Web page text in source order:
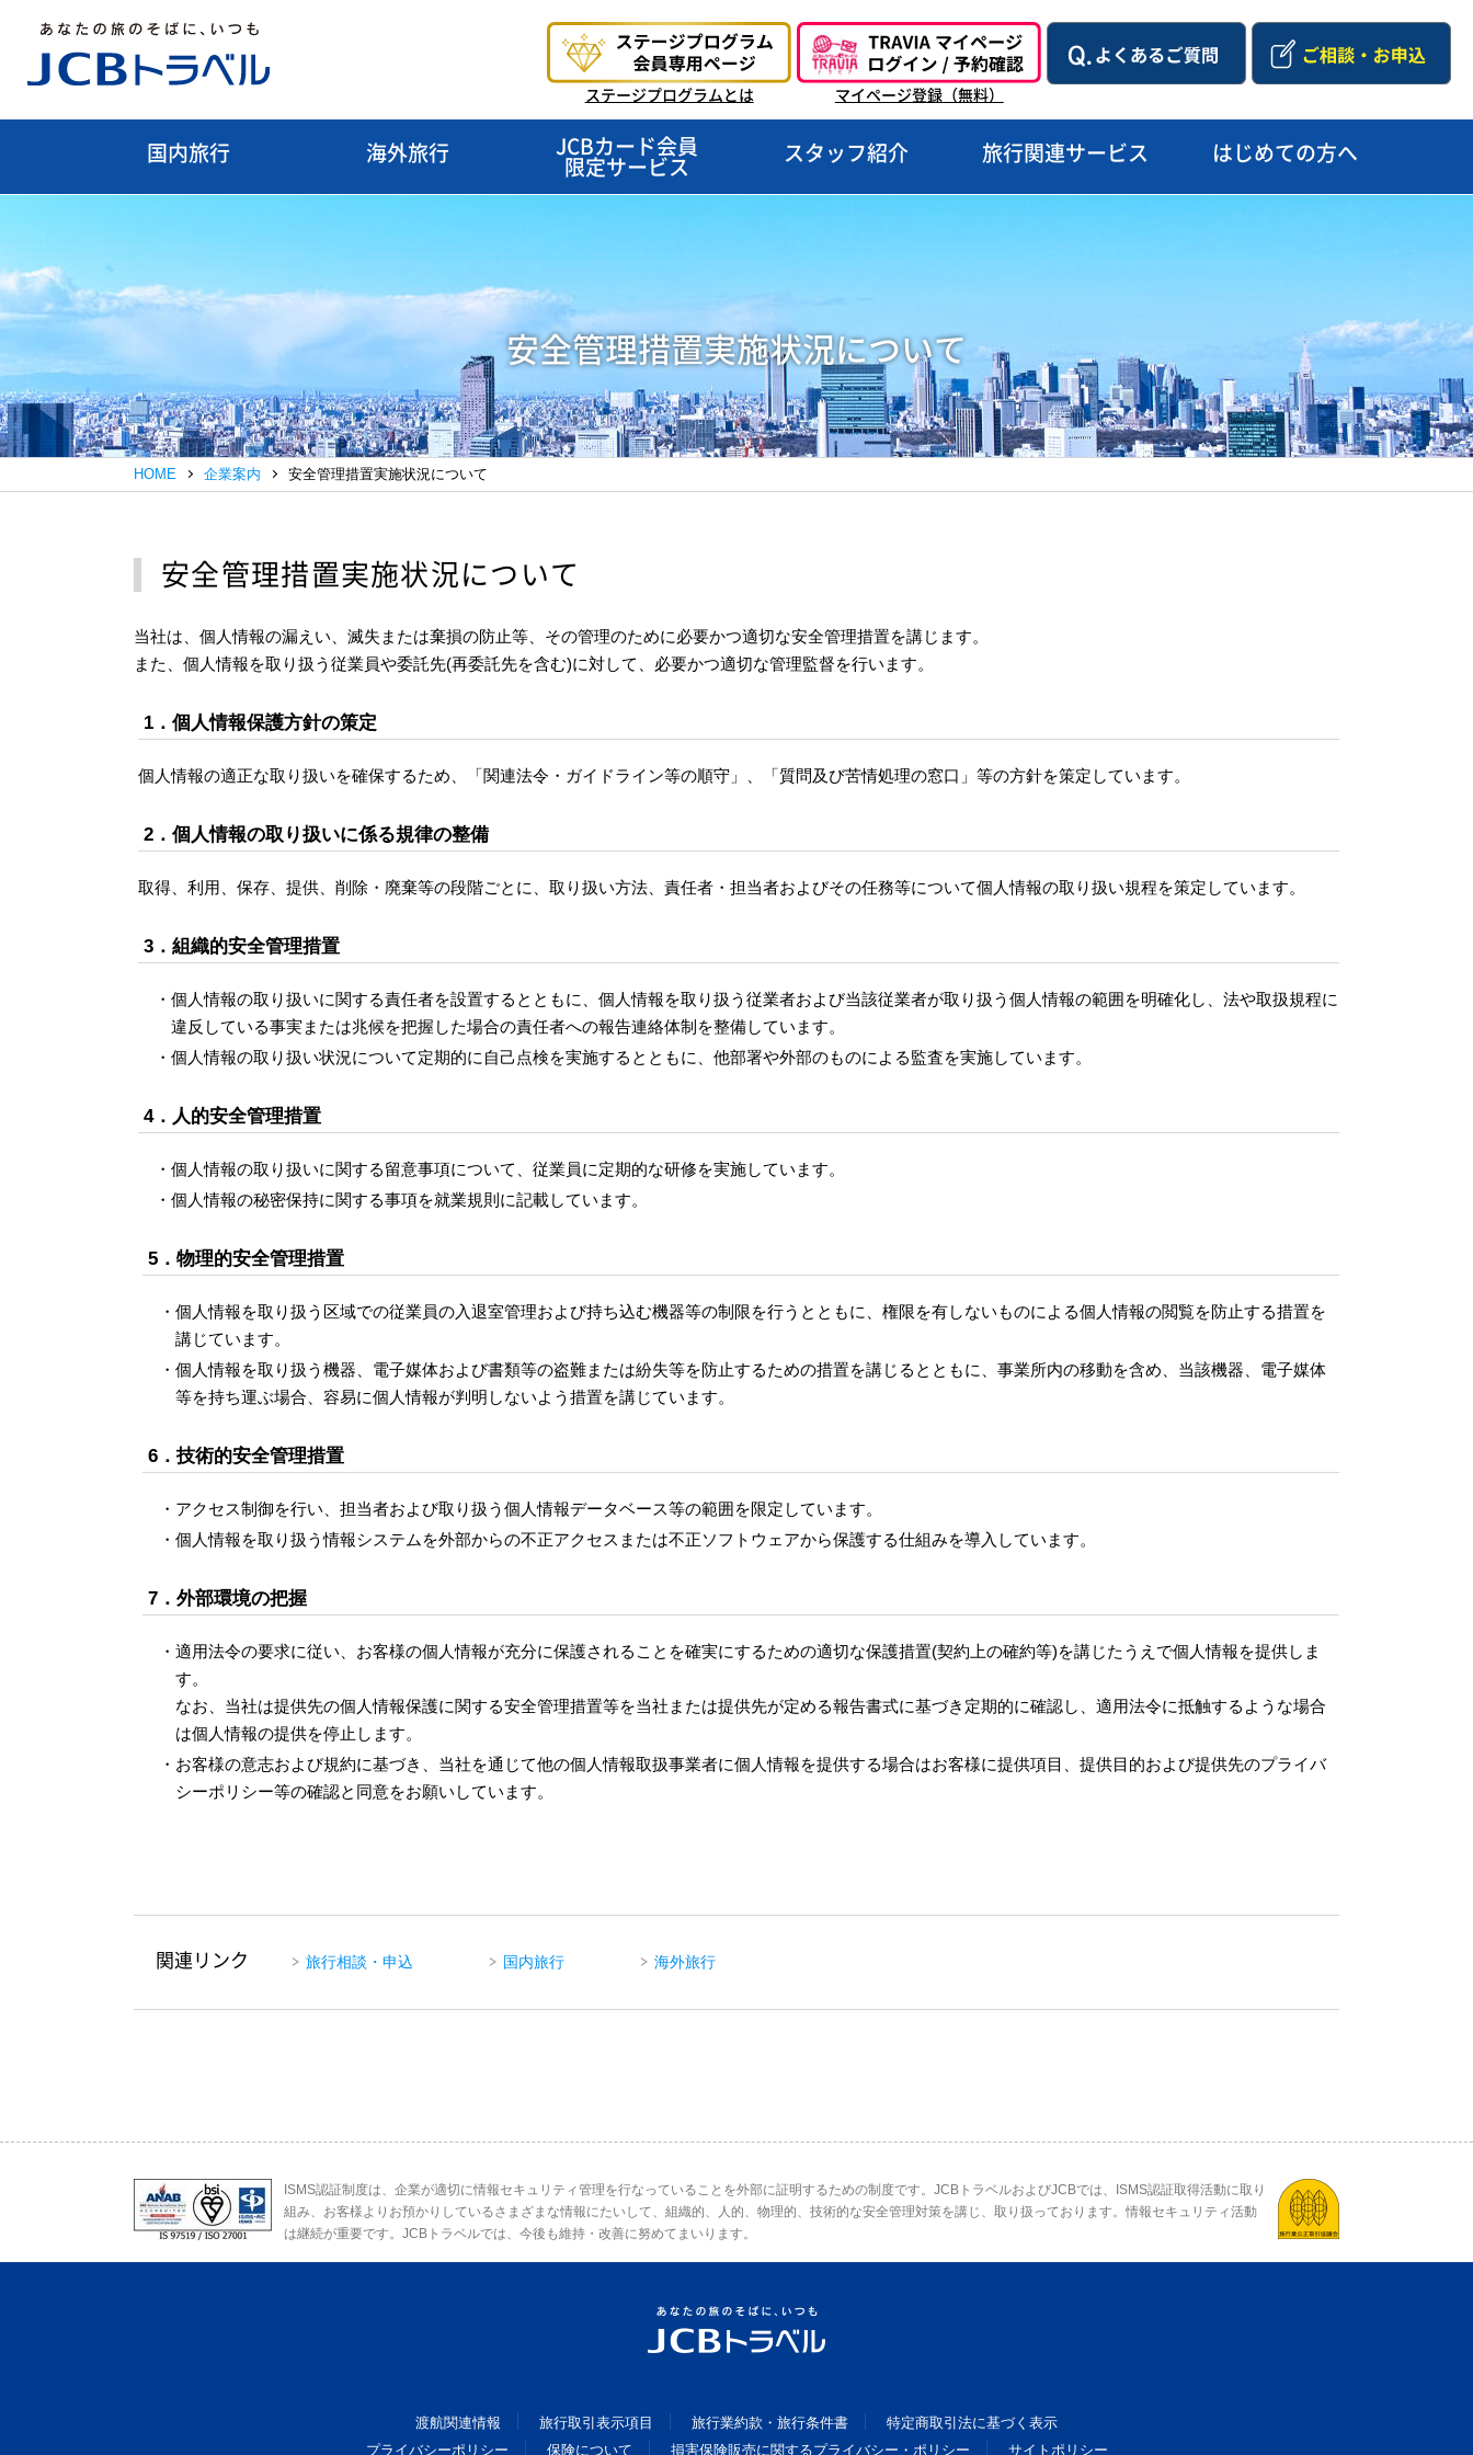
ステージプログラムとは マイページ登録（無料）
国内旅行 海外旅行
JCBカード会員
限定サービス
スタッフ紹介 旅行関連サービス はじめての方へ
安全管理措置実施状況について
HOME 企業案内 安全管理措置実施状況について
安全管理措置実施状況について
当社は、個人情報の漏えい、滅失または棄損の防止等、その管理のために必要かつ適切な安全管理措置を講じます。
また、個人情報を取り扱う従業員や委託先(再委託先を含む)に対して、必要かつ適切な管理監督を行います。
1．個人情報保護方針の策定
個人情報の適正な取り扱いを確保するため、「関連法令・ガイドライン等の順守」、「質問及び苦情処理の窓口」等の方針を策定しています。
2．個人情報の取り扱いに係る規律の整備
取得、利用、保存、提供、削除・廃棄等の段階ごとに、取り扱い方法、責任者・担当者およびその任務等について個人情報の取り扱い規程を策定しています。
3．組織的安全管理措置
個人情報の取り扱いに関する責任者を設置するとともに、個人情報を取り扱う従業者および当該従業者が取り扱う個人情報の範囲を明確化し、法や取扱規程に
違反している事実または兆候を把握した場合の責任者への報告連絡体制を整備しています。
個人情報の取り扱い状況について定期的に自己点検を実施するとともに、他部署や外部のものによる監査を実施しています。
4．人的安全管理措置
個人情報の取り扱いに関する留意事項について、従業員に定期的な研修を実施しています。
個人情報の秘密保持に関する事項を就業規則に記載しています。
5．物理的安全管理措置
個人情報を取り扱う区域での従業員の入退室管理および持ち込む機器等の制限を行うとともに、権限を有しないものによる個人情報の閲覧を防止する措置を
講じています。
個人情報を取り扱う機器、電子媒体および書類等の盗難または紛失等を防止するための措置を講じるとともに、事業所内の移動を含め、当該機器、電子媒体
等を持ち運ぶ場合、容易に個人情報が判明しないよう措置を講じています。
6．技術的安全管理措置
アクセス制御を行い、担当者および取り扱う個人情報データベース等の範囲を限定しています。
個人情報を取り扱う情報システムを外部からの不正アクセスまたは不正ソフトウェアから保護する仕組みを導入しています。
7．外部環境の把握
適用法令の要求に従い、お客様の個人情報が充分に保護されることを確実にするための適切な保護措置(契約上の確約等)を講じたうえで個人情報を提供しま
す。
なお、当社は提供先の個人情報保護に関する安全管理措置等を当社または提供先が定める報告書式に基づき定期的に確認し、適用法令に抵触するような場合
は個人情報の提供を停止します。
お客様の意志および規約に基づき、当社を通じて他の個人情報取扱事業者に個人情報を提供する場合はお客様に提供項目、提供目的および提供先のプライバ
シーポリシー等の確認と同意をお願いしています。
関連リンク 旅行相談・申込 国内旅行 海外旅行
ISMS認証制度は、企業が適切に情報セキュリティ管理を行なっていることを外部に証明するための制度です。JCBトラベルおよびJCBでは、ISMS認証取得活動に取り
組み、お客様よりお預かりしているさまざまな情報にたいして、組織的、人的、物理的、技術的な安全管理対策を講じ、取り扱っております。情報セキュリティ活動
は継続が重要です。JCBトラベルでは、今後も維持・改善に努めてまいります。
渡航関連情報 旅行取引表示項目 旅行業約款・旅行条件書
特定商取引法に基づく表示
プライバシーポリシー
保険について 損害保険販売に関するプライバシー・ポリシー サイトポリシー